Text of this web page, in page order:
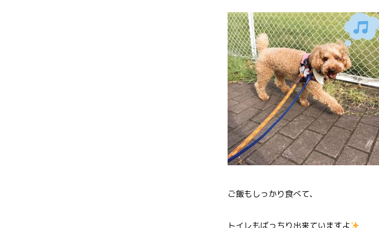
ご飯もしっかり食べて、
トイレもばっちり出来ていますよ